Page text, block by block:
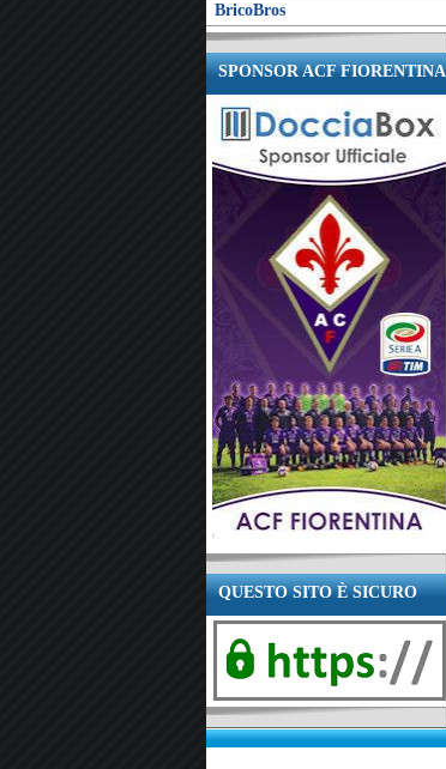
BricoBros
SPONSOR ACF FIORENTINA
QUESTO SITO È SICURO